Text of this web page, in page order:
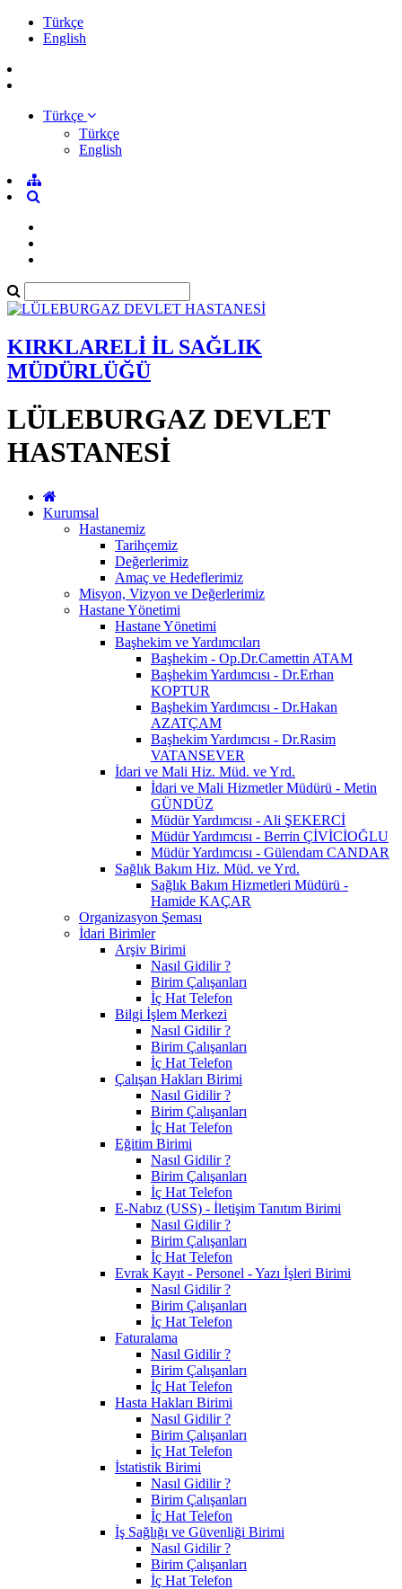
Türkçe
English
Türkçe
Türkçe
English
KIRKLARELİ İL SAĞLIK
MÜDÜRLÜĞÜ
LÜLEBURGAZ DEVLET
HASTANESİ
Kurumsal
Hastanemiz
Tarihçemiz
Değerlerimiz
Amaç ve Hedeflerimiz
Misyon, Vizyon ve Değerlerimiz
Hastane Yönetimi
Hastane Yönetimi
Başhekim ve Yardımcıları
Başhekim - Op.Dr.Camettin ATAM
Başhekim Yardımcısı - Dr.Erhan
KOPTUR
Başhekim Yardımcısı - Dr.Hakan
AZATÇAM
Başhekim Yardımcısı - Dr.Rasim
VATANSEVER
İdari ve Mali Hiz. Müd. ve Yrd.
İdari ve Mali Hizmetler Müdürü - Metin
GÜNDÜZ
Müdür Yardımcısı - Ali ŞEKERCİ
Müdür Yardımcısı - Berrin ÇİVİCİOĞLU
Müdür Yardımcısı - Gülendam CANDAR
Sağlık Bakım Hiz. Müd. ve Yrd.
Sağlık Bakım Hizmetleri Müdürü -
Hamide KAÇAR
Organizasyon Şeması
İdari Birimler
Arşiv Birimi
Nasıl Gidilir ?
Birim Çalışanları
İç Hat Telefon
Bilgi İşlem Merkezi
Nasıl Gidilir ?
Birim Çalışanları
İç Hat Telefon
Çalışan Hakları Birimi
Nasıl Gidilir ?
Birim Çalışanları
İç Hat Telefon
Eğitim Birimi
Nasıl Gidilir ?
Birim Çalışanları
İç Hat Telefon
E-Nabız (USS) - İletişim Tanıtım Birimi
Nasıl Gidilir ?
Birim Çalışanları
İç Hat Telefon
Evrak Kayıt - Personel - Yazı İşleri Birimi
Nasıl Gidilir ?
Birim Çalışanları
İç Hat Telefon
Faturalama
Nasıl Gidilir ?
Birim Çalışanları
İç Hat Telefon
Hasta Hakları Birimi
Nasıl Gidilir ?
Birim Çalışanları
İç Hat Telefon
İstatistik Birimi
Nasıl Gidilir ?
Birim Çalışanları
İç Hat Telefon
İş Sağlığı ve Güvenliği Birimi
Nasıl Gidilir ?
Birim Çalışanları
İç Hat Telefon